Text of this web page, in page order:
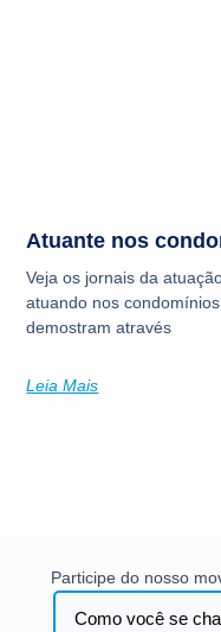
Atuante nos
Veja os jornais da
atuando nos
demostram através
Leia Mais
Participe do nosso